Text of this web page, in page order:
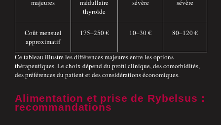
majeures
médullaire
thyroïde
sévère
sévère
Coût mensuel
approximatif
175–250 € 10–30 € 80–120 €
Ce tableau illustre les différences majeures entre les options
thérapeutiques. Le choix dépend du profil clinique, des comorbidités,
des préférences du patient et des considérations économiques.
Alimentation et prise de Rybelsus :
recommandations